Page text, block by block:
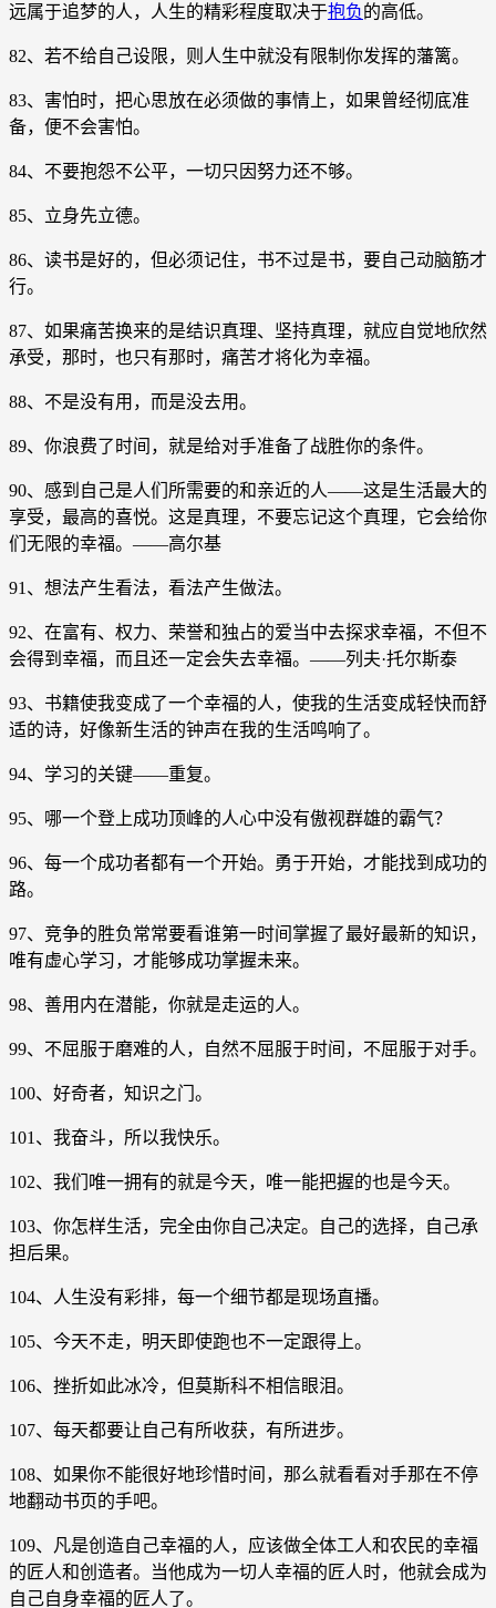
远属于追梦的人，人生的精彩程度取决于抱负的高低。
82、若不给自己设限，则人生中就没有限制你发挥的藩篱。
83、害怕时，把心思放在必须做的事情上，如果曾经彻底准
备，便不会害怕。
84、不要抱怨不公平，一切只因努力还不够。
85、立身先立德。
86、读书是好的，但必须记住，书不过是书，要自己动脑筋才
行。
87、如果痛苦换来的是结识真理、坚持真理，就应自觉地欣然
承受，那时，也只有那时，痛苦才将化为幸福。
88、不是没有用，而是没去用。
89、你浪费了时间，就是给对手准备了战胜你的条件。
90、感到自己是人们所需要的和亲近的人——这是生活最大的
享受，最高的喜悦。这是真理，不要忘记这个真理，它会给你
们无限的幸福。——高尔基
91、想法产生看法，看法产生做法。
92、在富有、权力、荣誉和独占的爱当中去探求幸福，不但不
会得到幸福，而且还一定会失去幸福。——列夫·托尔斯泰
93、书籍使我变成了一个幸福的人，使我的生活变成轻快而舒
适的诗，好像新生活的钟声在我的生活鸣响了。
94、学习的关键——重复。
95、哪一个登上成功顶峰的人心中没有傲视群雄的霸气？
96、每一个成功者都有一个开始。勇于开始，才能找到成功的
路。
97、竞争的胜负常常要看谁第一时间掌握了最好最新的知识，
唯有虚心学习，才能够成功掌握未来。
98、善用内在潜能，你就是走运的人。
99、不屈服于磨难的人，自然不屈服于时间，不屈服于对手。
100、好奇者，知识之门。
101、我奋斗，所以我快乐。
102、我们唯一拥有的就是今天，唯一能把握的也是今天。
103、你怎样生活，完全由你自己决定。自己的选择，自己承
担后果。
104、人生没有彩排，每一个细节都是现场直播。
105、今天不走，明天即使跑也不一定跟得上。
106、挫折如此冰冷，但莫斯科不相信眼泪。
107、每天都要让自己有所收获，有所进步。
108、如果你不能很好地珍惜时间，那么就看看对手那在不停
地翻动书页的手吧。
109、凡是创造自己幸福的人，应该做全体工人和农民的幸福
的匠人和创造者。当他成为一切人幸福的匠人时，他就会成为
自己自身幸福的匠人了。